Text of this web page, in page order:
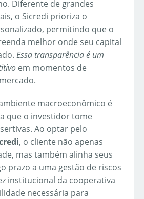
Diferente de grandes
o Sicredi prioriza o
permitindo que o
melhor onde seu capital
Essa transparência é um
em momentos de
macroeconômico é
que o investidor tome
Ao optar pelo
, o cliente não apenas
mas também alinha seus
prazo a uma gestão de riscos
institucional da cooperativa
necessária para